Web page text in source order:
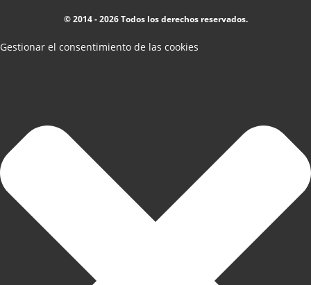
© 2014 - 2026 Todos los derechos reservados.
Gestionar el consentimiento de las cookies